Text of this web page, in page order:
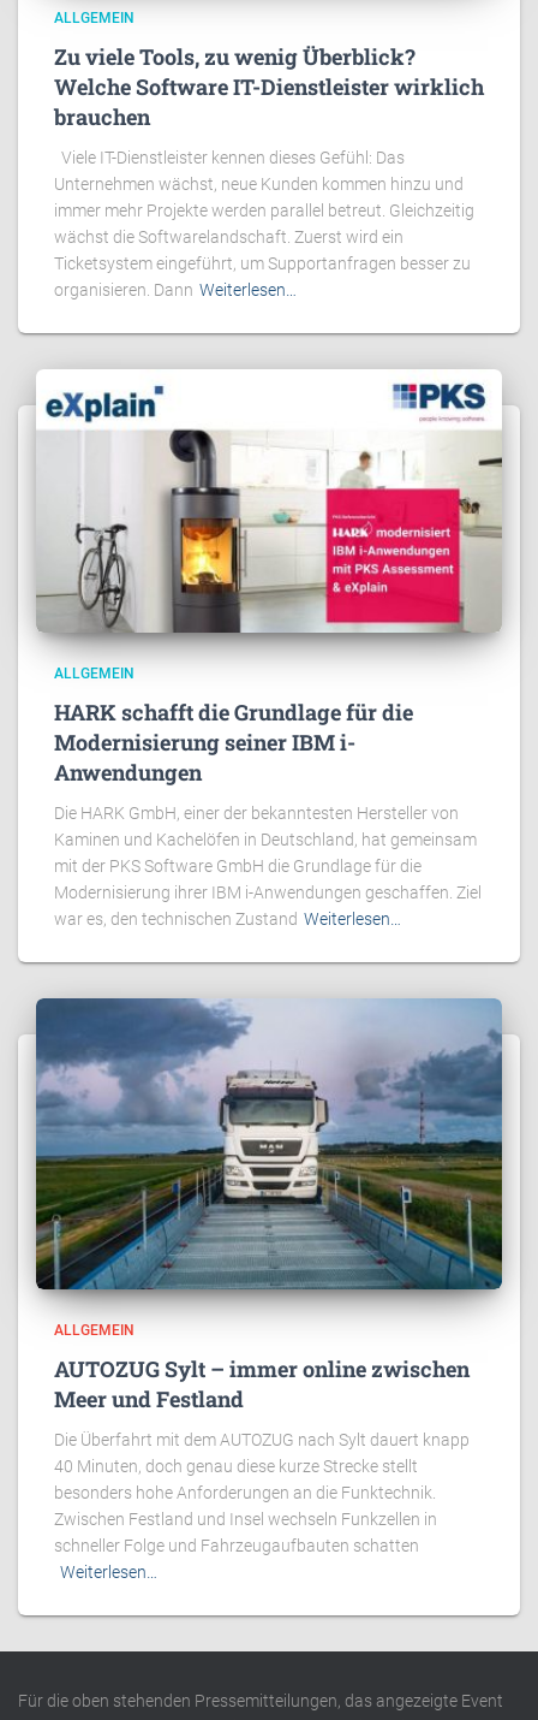
ALLGEMEIN
Zu viele Tools, zu wenig Überblick?
Welche Software IT-Dienstleister wirklich
brauchen
Viele IT-Dienstleister kennen dieses Gefühl: Das
Unternehmen wächst, neue Kunden kommen hinzu und
immer mehr Projekte werden parallel betreut. Gleichzeitig
wächst die Softwarelandschaft. Zuerst wird ein
Ticketsystem eingeführt, um Supportanfragen besser zu
organisieren. Dann Weiterlesen…
ALLGEMEIN
HARK schafft die Grundlage für die
Modernisierung seiner IBM i-
Anwendungen
Die HARK GmbH, einer der bekanntesten Hersteller von
Kaminen und Kachelöfen in Deutschland, hat gemeinsam
mit der PKS Software GmbH die Grundlage für die
Modernisierung ihrer IBM i-Anwendungen geschaffen. Ziel
war es, den technischen Zustand Weiterlesen…
ALLGEMEIN
AUTOZUG Sylt – immer online zwischen
Meer und Festland
Die Überfahrt mit dem AUTOZUG nach Sylt dauert knapp
40 Minuten, doch genau diese kurze Strecke stellt
besonders hohe Anforderungen an die Funktechnik.
Zwischen Festland und Insel wechseln Funkzellen in
schneller Folge und Fahrzeugaufbauten schatten
Weiterlesen…
Für die oben stehenden Pressemitteilungen, das angezeigte Event